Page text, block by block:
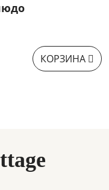
КОРЗИНА